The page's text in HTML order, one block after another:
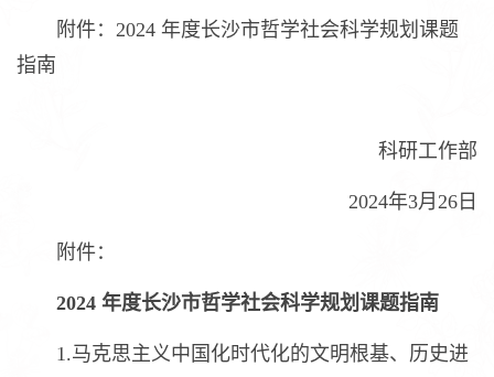
附件：2024 年度长沙市哲学社会科学规划课题
指南
科研工作部
2024年3月26日
附件：
2024 年度长沙市哲学社会科学规划课题指南
1.马克思主义中国化时代化的文明根基、历史进